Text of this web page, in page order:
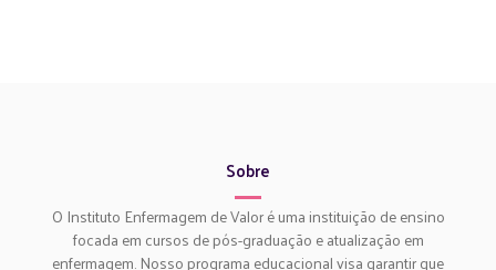
Sobre
O Instituto Enfermagem de Valor é uma instituição de ensino
focada em cursos de pós-graduação e atualização em
enfermagem. Nosso programa educacional visa garantir que